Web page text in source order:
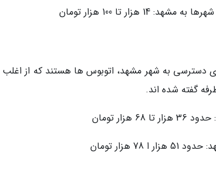
هزار تا 100 هزار تومان
دسترسی به شهر مشهد، اتوبوس ها هستند که از
گفته شده اند.
تومان
هزار تومان